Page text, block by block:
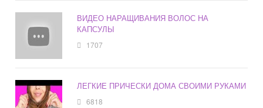
ВИДЕО НАРАЩИВАНИЯ ВОЛОС НА
КАПСУЛЫ
1707
ЛЕГКИЕ ПРИЧЕСКИ ДОМА СВОИМИ РУКАМИ
6818